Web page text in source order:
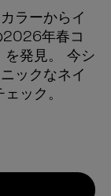
ラーからイ
2026年春コ
発見。 今シ
ックなネイ
ック。